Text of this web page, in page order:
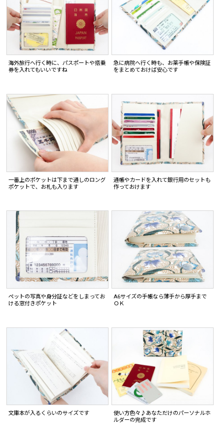
海外旅行へ行く時に、パスポートや搭乗
券を入れてもいいですね
急に病院へ行く時も、お薬手帳や保険証
をまとめておけば安心です
一番上のポケットは下まで通しのロング
ポケットで、お札も入ります
通帳やカードを入れて銀行用のセットも
作っておけます
ペットの写真や身分証などをしまってお
ける窓付きポケット
A6サイズの手帳なら薄手から厚手まで
ＯＫ
文庫本が入るくらいのサイズです
使い方色々♪あなただけのパーソナルホ
ルダーの完成です